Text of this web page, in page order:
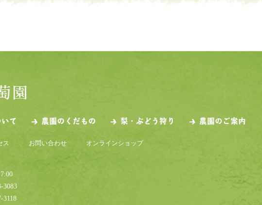
て 農園のくだもの 梨・ぶどう狩り 農園のご案内
ス お問い合わせ オンラインショップ
3083
3118